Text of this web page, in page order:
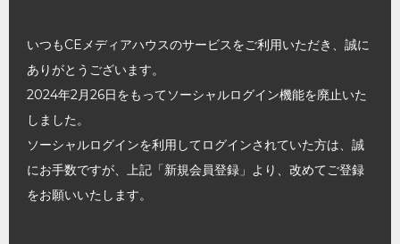
いつもCEメディアハウスのサービスをご利用いただき、誠に
ありがとうございます。
2024年2月26日をもってソーシャルログイン機能を廃止いた
しました。
ソーシャルログインを利用してログインされていた方は、誠
にお手数ですが、上記「新規会員登録」より、改めてご登録
をお願いいたします。